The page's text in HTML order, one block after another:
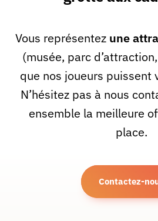
Vous représentez une
(musée, parc
que nos joueurs puissent
N’hésitez pas à nous
ensemble la meilleure
place.
Contactez-